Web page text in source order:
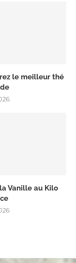
le meilleur thé
Vanille au Kilo